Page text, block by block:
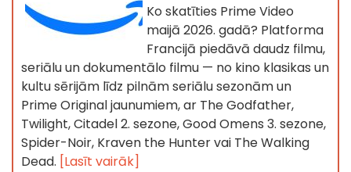
Ko skatīties Prime Video
maijā 2026. gadā? Platforma
Francijā piedāvā daudz filmu,
seriālu un dokumentālo filmu — no kino klasikas un
kultu sērijām līdz pilnām seriālu sezonām un
Prime Original jaunumiem, ar The Godfather,
Twilight, Citadel 2. sezone, Good Omens 3. sezone,
Spider-Noir, Kraven the Hunter vai The Walking
Dead. [Lasīt vairāk]